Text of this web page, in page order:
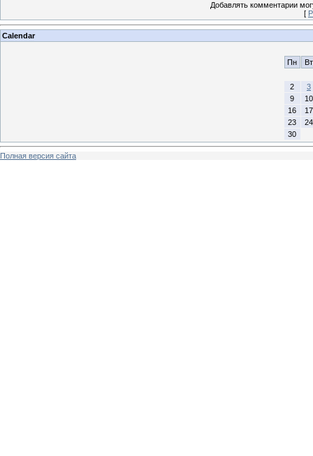
Добавлять комментарии
[
Calendar
Пн Вт
2
3
9
10
16
17
23
24
30
Полная версия сайта